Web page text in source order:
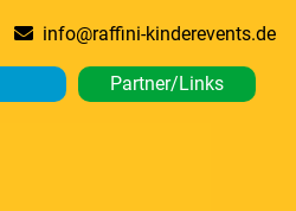
info@raffini-kinderevents.de
Partner/Links